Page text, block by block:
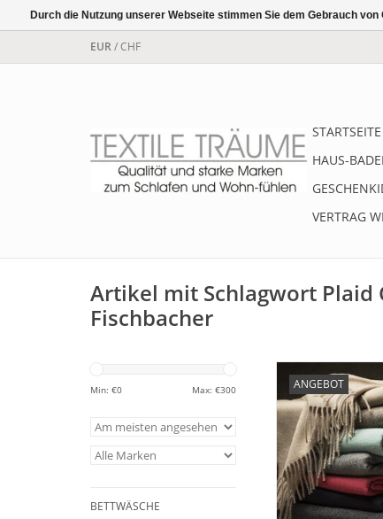
EUR/CHF
STARTSEITE
HAUS-
VERTRAG
Artikel mit Schlagwort Plaid
Fischbacher
Min: €0 Max: €300
BETTWÄSCHE
ANGEBOT
Elegantes und
PURO Plaid
Feinste Baby-
130x200 cm mit
tollen
ZUM
Durch die Nutzung unserer Webseite stimmen Sie dem Gebrauch